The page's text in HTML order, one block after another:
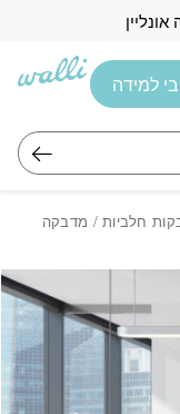
למידה
חלביות/ מדבקה